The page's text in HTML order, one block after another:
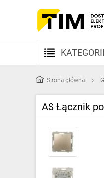
Kable i przewody
Rozdzielnice i
Elementy
Fotowoltaika
Gniazda i łączniki
Strona główna
AS Łącznik